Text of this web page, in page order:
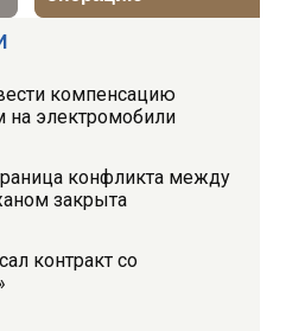
компенсацию
на электромобили
конфликта между
закрыта
контракт со